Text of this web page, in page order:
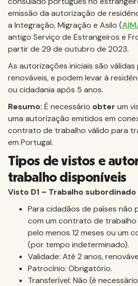
emissão da autorização de
a Integração, Migração e Asilo (
antigo Serviço de Estrangeiros e
partir de 29 de outubro de 2023.
As autorizações iniciais são
renováveis, e podem levar à
ou cidadania após 5 anos.
Resumo: É necessário obter um
uma autorização emitidos em
contrato de trabalho válido para
em Portugal.
Tipos de vistos e
trabalho disponíveis
Visto D1 – Trabalho subordinado
Para cidadãos de países não
com um contrato de
pelo menos 12 meses ou um
(por tempo indeterminado).
Validade: Até 2 anos,
Patrocínio: Obrigatório.
Transferível: Não (é